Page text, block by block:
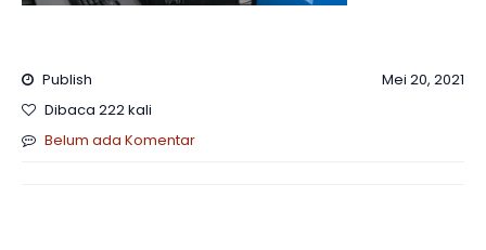
Publish
Mei 20, 2021
Dibaca 222 kali
Belum ada Komentar